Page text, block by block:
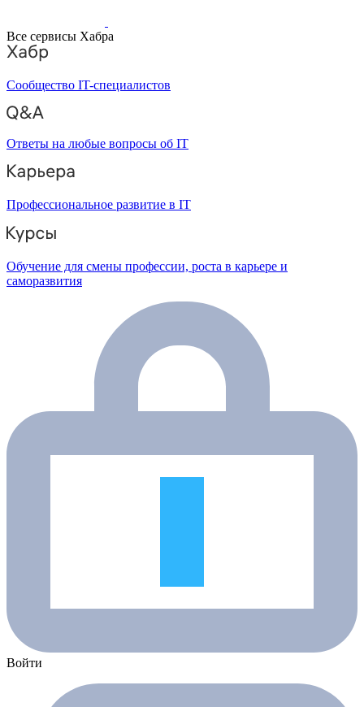
Все сервисы Хабра
Сообщество IT-специалистов
Ответы на любые вопросы об IT
Профессиональное развитие в IT
Обучение для смены профессии, роста в карьере и
саморазвития
Войти